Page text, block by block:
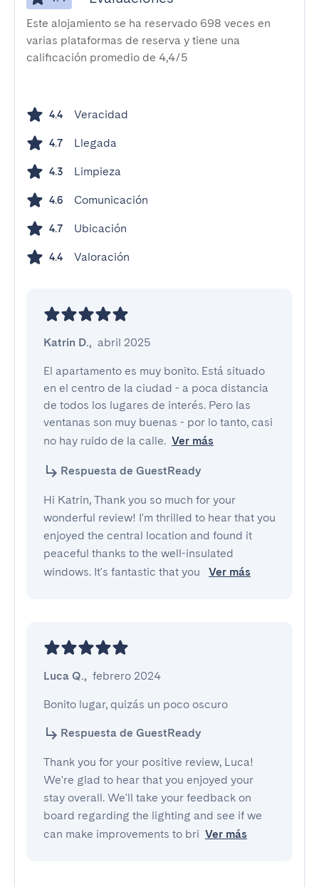
Este alojamiento se ha reservado 698 veces en
varias plataformas de reserva y tiene una
calificación promedio de 4,4/5
4.4 Veracidad
4.7 Llegada
4.3 Limpieza
4.6 Comunicación
4.7 Ubicación
4.4 Valoración
Katrin D., abril 2025
El apartamento es muy bonito. Está situado
en el centro de la ciudad - a poca distancia
de todos los lugares de interés. Pero las
ventanas son muy buenas - por lo tanto, casi
no hay ruido de la calle. Ver más
Respuesta de GuestReady
Hi Katrin, Thank you so much for your
wonderful review! I'm thrilled to hear that you
enjoyed the central location and found it
peaceful thanks to the well-insulated
windows. It's fantastic that you
Ver más
Luca Q., febrero 2024
Bonito lugar, quizás un poco oscuro
Respuesta de GuestReady
Thank you for your positive review, Luca!
We're glad to hear that you enjoyed your
stay overall. We'll take your feedback on
board regarding the lighting and see if we
can make improvements to bri Ver más